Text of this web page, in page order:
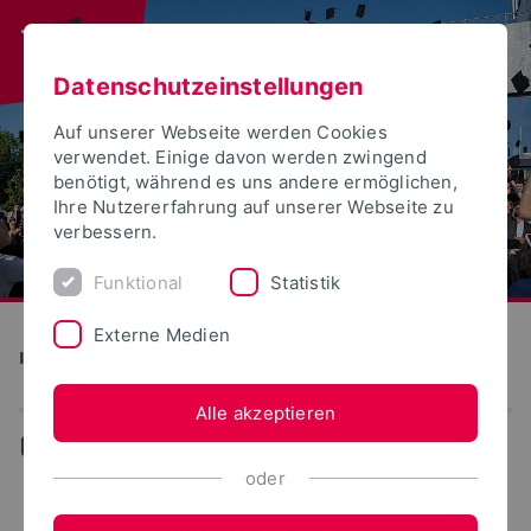
Institute for Life Science Technologies
...
Datenschutzeinstellungen
Auf unserer Webseite werden Cookies
verwendet. Einige davon werden zwingend
benötigt, während es uns andere ermöglichen,
Ihre Nutzererfahrung auf unserer Webseite zu
verbessern.
Funktional Statistik
Externe Medien
Alle akzeptieren
oder